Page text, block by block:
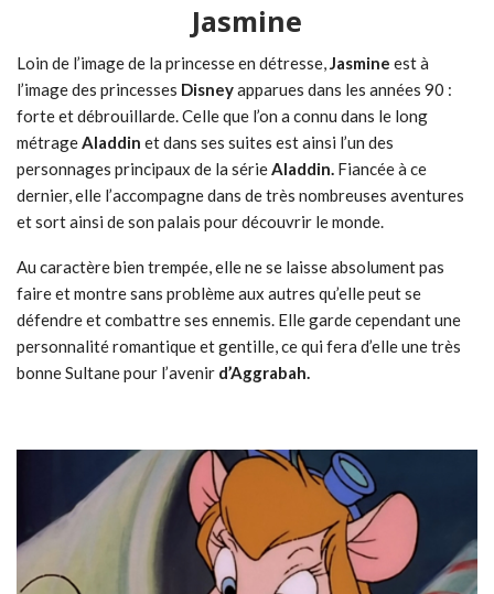
Jasmine
Loin de l’image de la princesse en détresse, Jasmine est à
l’image des princesses Disneyapparues dans les années 90 :
forte et débrouillarde. Celle que l’on a connu dans le long
métrage Aladdin et dans ses suites est ainsi l’un des
personnages principaux de la série Aladdin. Fiancée à ce
dernier, elle l’accompagne dans de très nombreuses aventures
et sort ainsi de son palais pour découvrir le monde.
Au caractère bien trempée, elle ne se laisse absolument pas
faire et montre sans problème aux autres qu’elle peut se
défendre et combattre ses ennemis. Elle garde cependant une
personnalité romantique et gentille, ce qui fera d’elle une très
bonne Sultane pour l’avenir d’Aggrabah.